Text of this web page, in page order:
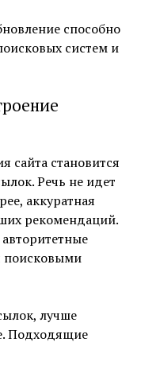
способно
систем и
сайта становится
Речь не идет
аккуратная
рекомендаций.
поисковыми
лучше
Подходящие